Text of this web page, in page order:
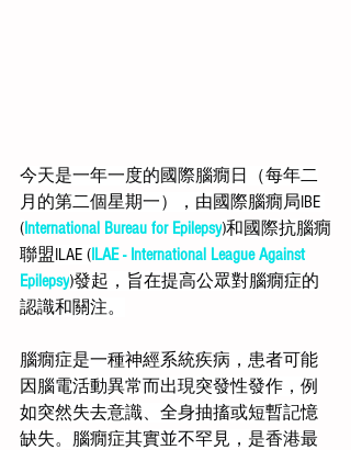
今天是一年一度的國際腦癇日（每年二
月的第二個星期一），由國際腦癇局IBE
(International Bureau for Epilepsy)和國際抗腦癇
聯盟ILAE (ILAE - International League Against
Epilepsy)發起，旨在提高公眾對腦癇症的
認識和關注。
腦癇症是一種神經系統疾病，患者可能
因腦電活動異常而出現突發性發作，例
如突然失去意識、全身抽搐或短暫記憶
缺失。腦癇症其實並不罕見，是香港最